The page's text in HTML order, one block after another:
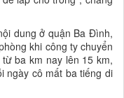
dung ở quận Ba Đình,
khi công ty chuyển
ba km nay lên 15 km,
ngày cô mất ba tiếng di